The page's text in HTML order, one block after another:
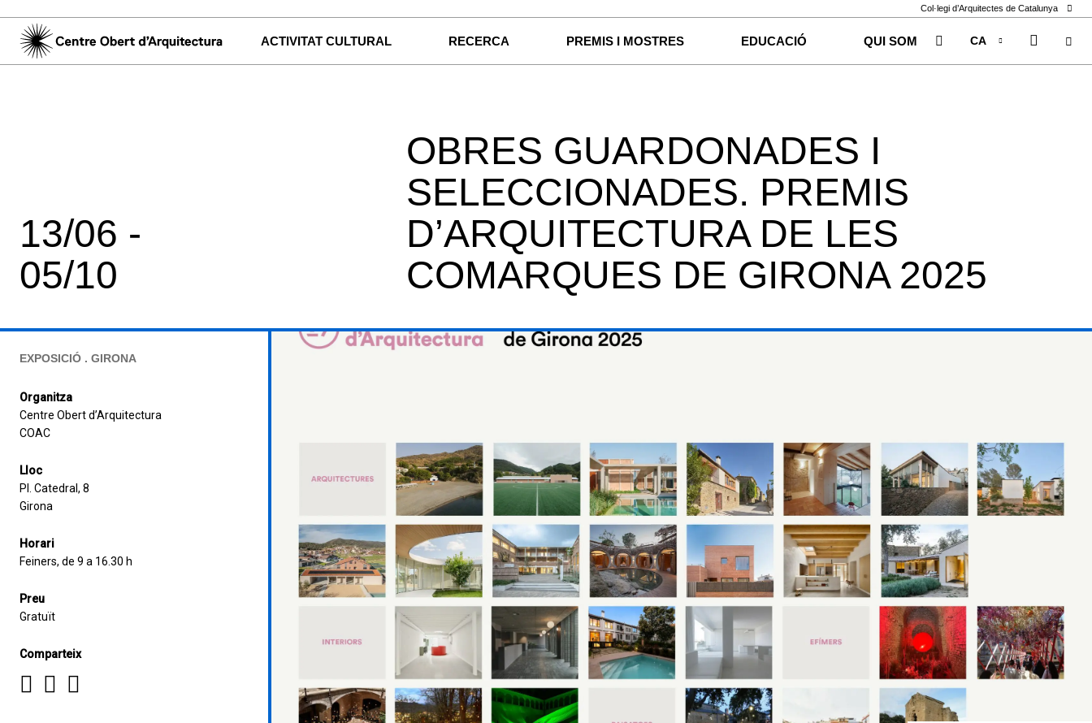
Col·legi d’Arquitectes de Catalunya
ACTIVITAT CULTURAL RECERCA PREMIS I MOSTRES EDUCACIÓ QUI SOM
CA
ES
13/06 -
05/10
OBRES GUARDONADES I
SELECCIONADES. PREMIS
D’ARQUITECTURA DE LES
COMARQUES DE GIRONA 2025
EXPOSICIÓ . GIRONA
Organitza
Centre Obert d’Arquitectura
COAC
Lloc
Pl. Catedral, 8
Girona
Horari
Feiners, de 9 a 16.30 h
Preu
Gratuït
Comparteix